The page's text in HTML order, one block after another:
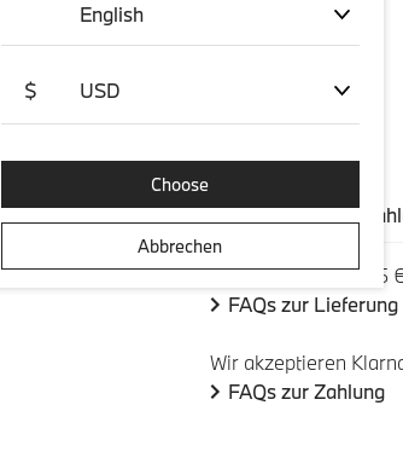
Versand und
Versandkosten: 5,95
FAQs zur Lieferung
Wir akzeptieren
FAQs zur Zahlung
English
$ USD
Choose
Abbrechen